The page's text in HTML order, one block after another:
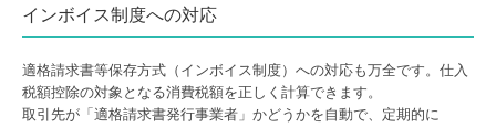
インボイス制度への対応
適格請求書等保存方式（インボイス制度）への対応も万全です。仕入
税額控除の対象となる消費税額を正しく計算できます。
取引先が「適格請求書発行事業者」かどうかを自動で、定期的に